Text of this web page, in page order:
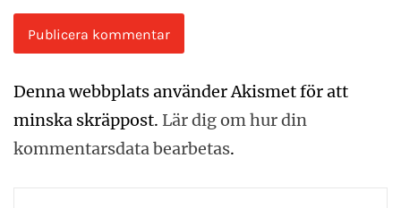
Denna webbplats använder Akismet för att
minska skräppost. Lär dig om hur din
kommentarsdata bearbetas.